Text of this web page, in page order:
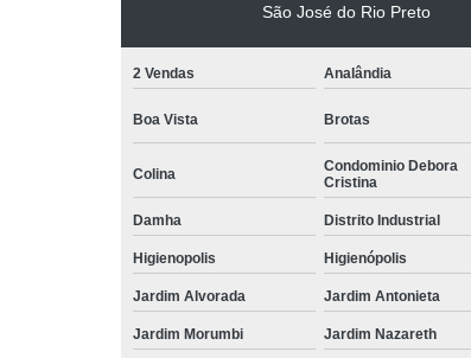
São José do Rio Preto
2 Vendas Analândia
Boa Vista Brotas
Colina
Condominio Debora
Cristina
Damha Distrito Industrial
Higienopolis Higienópolis
Jardim Alvorada Jardim Antonieta
Jardim Morumbi Jardim Nazareth